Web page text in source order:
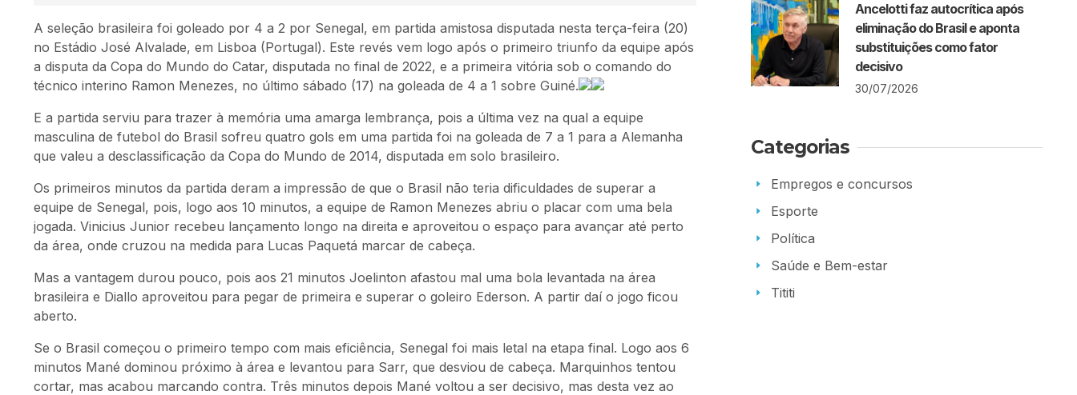
A seleção brasileira foi goleado por 4 a 2 por Senegal, em partida amistosa disputada nesta terça-feira (20)
no Estádio José Alvalade, em Lisboa (Portugal). Este revés vem logo após o primeiro triunfo da equipe após
a disputa da Copa do Mundo do Catar, disputada no final de 2022, e a primeira vitória sob o comando do
técnico interino Ramon Menezes, no último sábado (17) na goleada de 4 a 1 sobre Guiné.
E a partida serviu para trazer à memória uma amarga lembrança, pois a última vez na qual a equipe
masculina de futebol do Brasil sofreu quatro gols em uma partida foi na goleada de 7 a 1 para a Alemanha
que valeu a desclassificação da Copa do Mundo de 2014, disputada em solo brasileiro.
Os primeiros minutos da partida deram a impressão de que o Brasil não teria dificuldades de superar a
equipe de Senegal, pois, logo aos 10 minutos, a equipe de Ramon Menezes abriu o placar com uma bela
jogada. Vinicius Junior recebeu lançamento longo na direita e aproveitou o espaço para avançar até perto
da área, onde cruzou na medida para Lucas Paquetá marcar de cabeça.
Mas a vantagem durou pouco, pois aos 21 minutos Joelinton afastou mal uma bola levantada na área
brasileira e Diallo aproveitou para pegar de primeira e superar o goleiro Ederson. A partir daí o jogo ficou
aberto.
Se o Brasil começou o primeiro tempo com mais eficiência, Senegal foi mais letal na etapa final. Logo aos 6
minutos Mané dominou próximo à área e levantou para Sarr, que desviou de cabeça. Marquinhos tentou
cortar, mas acabou marcando contra. Três minutos depois Mané voltou a ser decisivo, mas desta vez ao
Ancelotti faz autocrítica após
eliminação do Brasil e aponta
substituições como fator
decisivo
30/07/2026
Categorias
Empregos e concursos
Esporte
Política
Saúde e Bem-estar
Tititi